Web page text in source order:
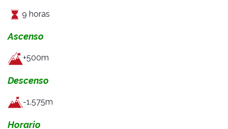
9 horas
Ascenso
+500m
Descenso
-1.575m
Horario